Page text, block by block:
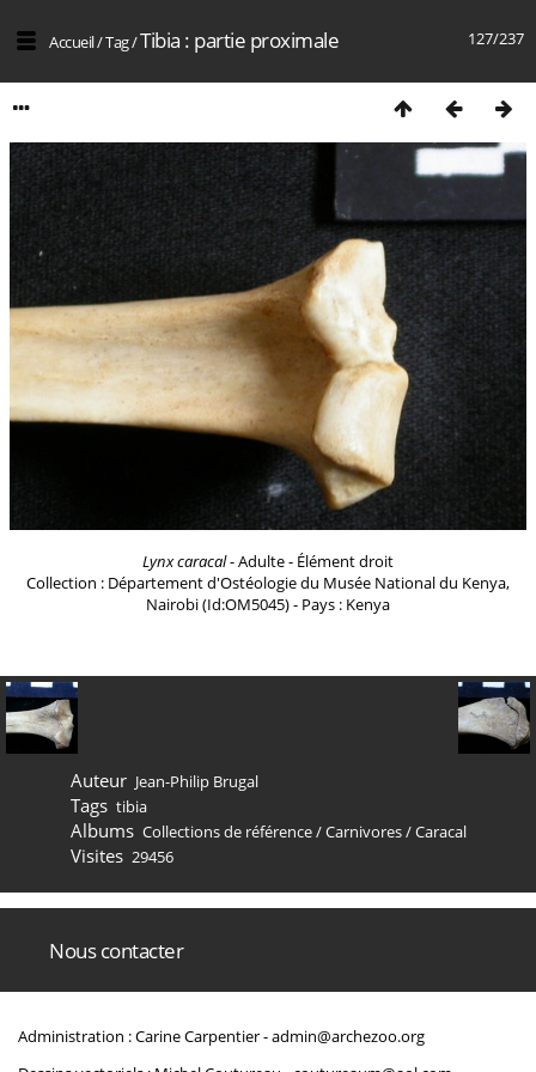
127/237
Accueil/Tag/Tibia : partie proximale
Lynx caracal- Adulte - Élément droit
Collection : Département d'Ostéologie du Musée National du Kenya,
Nairobi (Id:OM5045) - Pays : Kenya
Auteur Jean-Philip Brugal
Tags tibia
Albums Collections de référence/Carnivores/Caracal
Visites 29456
Nous contacter
Administration : Carine Carpentier -admin@archezoo.org